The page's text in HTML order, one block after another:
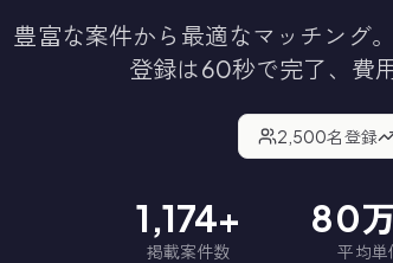
豊富な案件から最適なマッチング
登録は60秒で完了、費
2,500名登録
1,174+
掲載案件数
80
平均単